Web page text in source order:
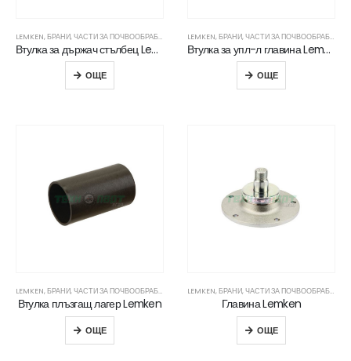
LEMKEN,БРАНИ,ЧАСТИ ЗА ПОЧВООБРАБОТВАЩА ТЕХНИКА
Втулка за държач стълбец Lemken
ОЩЕ
LEMKEN,БРАНИ,ЧАСТИ ЗА ПОЧВООБРАБОТВАЩА ТЕХНИКА
Втулка за упл-л главина Lemken
ОЩЕ
LEMKEN,БРАНИ,ЧАСТИ ЗА ПОЧВООБРАБОТВАЩА ТЕХНИКА
Втулка плъзгащ лагер Lemken
ОЩЕ
LEMKEN,БРАНИ,ЧАСТИ ЗА ПОЧВООБРАБОТВАЩА ТЕХНИКА
Главина Lemken
ОЩЕ